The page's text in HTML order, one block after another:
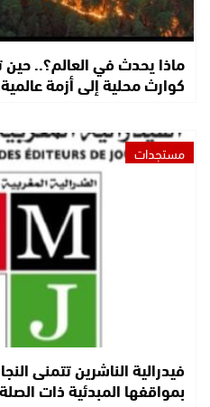
ماذا يحدث في العالم؟.. حين
كوارث محلية إلى أزمة عالمية
مستجدات
فيدرالية الناشرين تتمنى
بمواقفها المبدئية ذات الصلة